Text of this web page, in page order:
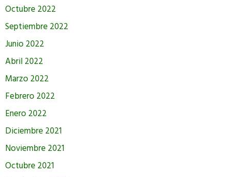
Octubre 2022
Septiembre 2022
Junio 2022
Abril 2022
Marzo 2022
Febrero 2022
Enero 2022
Diciembre 2021
Noviembre 2021
Octubre 2021